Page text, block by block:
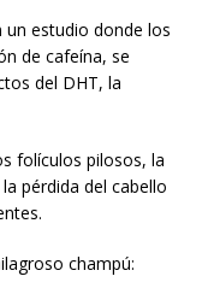
un estudio donde los
de cafeína, se
del DHT, la
folículos pilosos, la
pérdida del cabello
champú: